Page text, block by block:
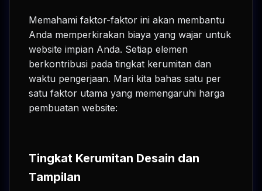
Memahami faktor-faktor ini akan membantu
Anda memperkirakan biaya yang wajar untuk
website impian Anda. Setiap elemen
berkontribusi pada tingkat kerumitan dan
waktu pengerjaan. Mari kita bahas satu per
satu faktor utama yang memengaruhi harga
pembuatan website:
Tingkat Kerumitan Desain dan
Tampilan